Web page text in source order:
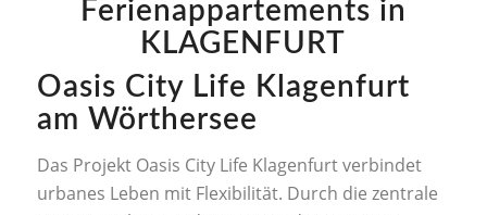
Ferienappartements in
KLAGENFURT
Oasis City Life Klagenfurt
am Wörthersee
Das Projekt Oasis City Life Klagenfurt verbindet
urbanes Leben mit Flexibilität. Durch die zentrale